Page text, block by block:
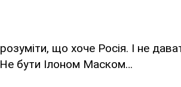
що хоче Росія. І не
бути Ілоном Маском…